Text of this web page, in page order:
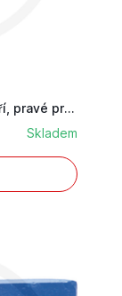
Zahnuté výměnné špičaté ostří, pravé provedení...
Skladem